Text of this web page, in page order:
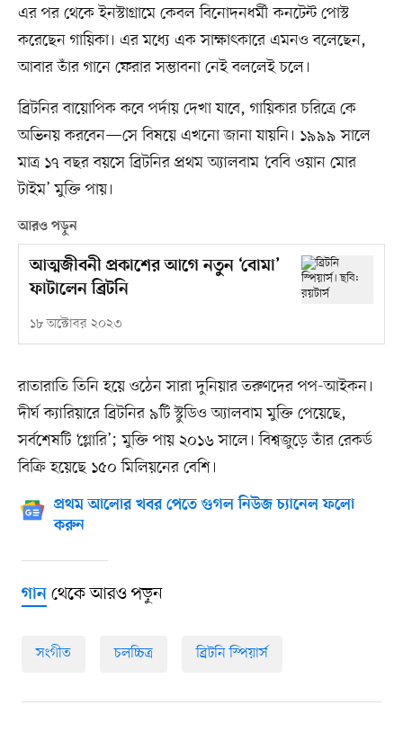
এর পর থেকে ইনস্টাগ্রামে কেবল বিনোদনধর্মী কনটেন্ট পোস্ট
করেছেন গায়িকা। এর মধ্যে এক সাক্ষাৎকারে এমনও বলেছেন,
আবার তাঁর গানে ফেরার সম্ভাবনা নেই বললেই চলে।
ব্রিটনির বায়োপিক কবে পর্দায় দেখা যাবে, গায়িকার চরিত্রে কে
অভিনয় করবেন—সে বিষয়ে এখনো জানা যায়নি। ১৯৯৯ সালে
মাত্র ১৭ বছর বয়সে ব্রিটনির প্রথম অ্যালবাম ‘বেবি ওয়ান মোর
টাইম’ মুক্তি পায়।
আরও পড়ুন
আত্মজীবনী প্রকাশের আগে নতুন ‘বোমা’
ফাটালেন ব্রিটনি
১৮ অক্টোবর ২০২৩
রাতারাতি তিনি হয়ে ওঠেন সারা দুনিয়ার তরুণদের পপ-আইকন।
দীর্ঘ ক্যারিয়ারে ব্রিটনির ৯টি স্টুডিও অ্যালবাম মুক্তি পেয়েছে,
সর্বশেষটি ‘গ্লোরি’; মুক্তি পায় ২০১৬ সালে। বিশ্বজুড়ে তাঁর রেকর্ড
বিক্রি হয়েছে ১৫০ মিলিয়নের বেশি।
প্রথম আলোর খবর পেতে গুগল নিউজ চ্যানেল ফলো
করুন
গানথেকে আরও পড়ুন
সংগীত চলচ্চিত্র ব্রিটনি স্পিয়ার্স